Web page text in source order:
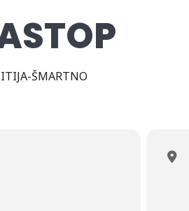
ŠMARTNO